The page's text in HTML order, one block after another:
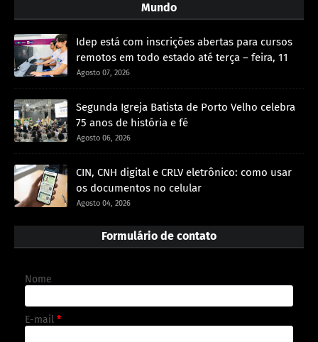
Mundo
Idep está com inscrições abertas para cursos
remotos em todo estado até terça – feira, 11
Agosto 07, 2026
Segunda Igreja Batista de Porto Velho celebra
75 anos de história e fé
Agosto 06, 2026
CIN, CNH digital e CRLV eletrônico: como usar
os documentos no celular
Agosto 04, 2026
Formulário de contato
Nome
E-mail *